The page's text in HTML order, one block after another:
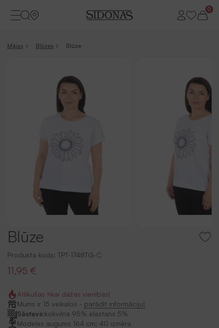
0
Mājas Blūzes Blūze
Blūze
Produkta kods: TPT-1748TG-C
11,95 €
Atlikušas tikai dažas vienības!
Mums ir 15 veikalos - parādīt informāciju!
Sāstavs:kokvilna 95% elastans 5%
Modeles augums 164 cm; 40 izmēra